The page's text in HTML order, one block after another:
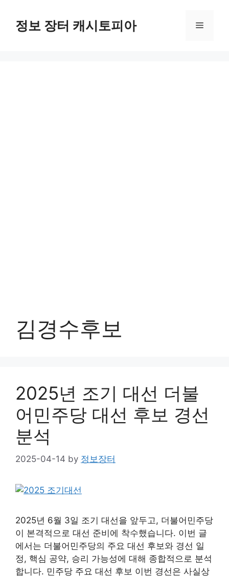
content정보 장터 캐시토피아 Menu
김경수후보
2025년 조기 대선 더불
어민주당 대선 후보 경선
분석
2025-04-14 by 정보장터
2025년 6월 3일 조기 대선을 앞두고, 더불어민주당
이 본격적으로 대선 준비에 착수했습니다. 이번 글
에서는 더불어민주당의 주요 대선 후보와 경선 일
정, 핵심 공약, 승리 가능성에 대해 종합적으로 분석
합니다. 민주당 주요 대선 후보 이번 경선은 사실상